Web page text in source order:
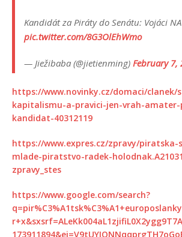
Kandidát za Piráty do Senátu: Vojáci
pic.twitter.com/8G3OlEhWmo
— Jiežibaba (@jietienming) February 7,
https://www.novinky.cz/domaci/
kapitalismu-a-pravici-jen-vrah-
kandidat-40312119
https://www.expres.cz/zpravy/
mlade-piratstvo-radek-
zpravy_stes
https://www.google.com/search?